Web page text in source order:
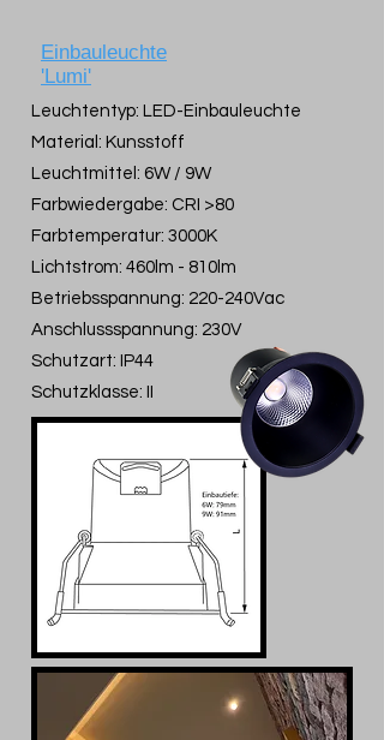
Einbauleuchte
'Lumi'
Leuchtentyp: LED-Einbauleuchte
Material: Kunsstoff
Leuchtmittel: 6W / 9W
Farbwiedergabe: CRI >80
Farbtemperatur: 3000K
Lichtstrom: 460lm - 810lm
Betriebsspannung: 220-240Vac
Anschlussspannung: 230V
Schutzart: IP44
Schutzklasse: II